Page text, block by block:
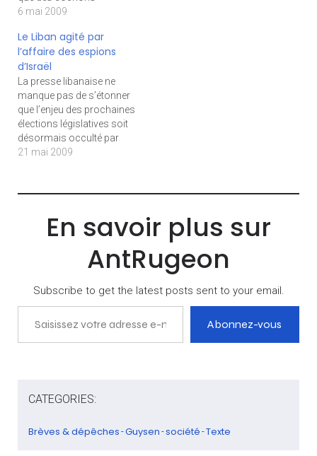
sauvages ont été aperçus
la peur d’une contagion de
la grippe porcine et des
accusations de
contamination lancées à
l’égard des « Juifs ». Dans
le climat de crainte et de
méconnaissance qui…
6 mai 2009
Le Liban agité par
l’affaire des espions
d’Israël
La presse libanaise ne
manque pas de s’étonner
que l’enjeu des prochaines
élections législatives soit
désormais occulté par
« l’affaire des espions ».
présumés vers Israël vient
deux autres suspects
ayant traversé la frontière
la semaine dernière. Le…
21 mai 2009
En savoir plus sur
AntRugeon
Subscribe to get the latest posts sent to your email.
Saisissez votre adresse e-mail…
Abonnez-vous
CATEGORIES:
Brèves & dépêches -Guysen -société -Texte